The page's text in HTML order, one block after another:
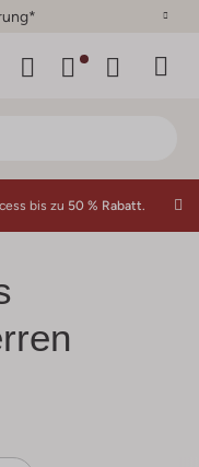
bis zu 50 % Rabatt.